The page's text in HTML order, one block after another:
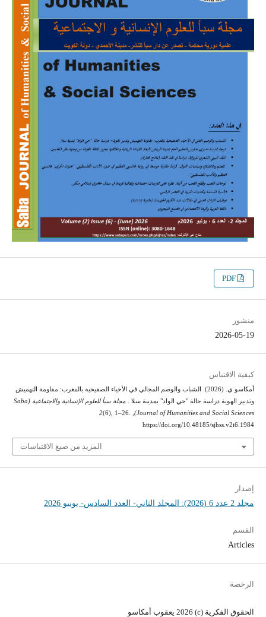
PDF
منشور
2026-05-19
كيفية الاقتباس
أمكاسو ي. (2026). الشباب والوصم المجالي في الأحياء الصفيحية بالمغرب: مقاومة التهميش
وتدبير الهوية دراسة حالة "حي الواد" بمدينة سلا .
مجلة سبأ للعلوم الإنسانية والاجتماعية (Saba
Journal of Humanities and Social Sciences)
,
2(6), 1–26.
https://doi.org/10.48185/sjhss.v2i6.1984
المزيد من صيغ الاقتباسات
إصدار
مجلد 2 عدد 6 (2026): المجلد الثاني- العدد السادس- يونيو 2026
القسم
Articles
الرخصة
الحقوق الفكرية (c) 2026 يعقوب أمكاسو